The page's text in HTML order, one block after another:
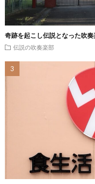
奇跡を起こし伝説となった吹奏
伝説の吹奏楽部